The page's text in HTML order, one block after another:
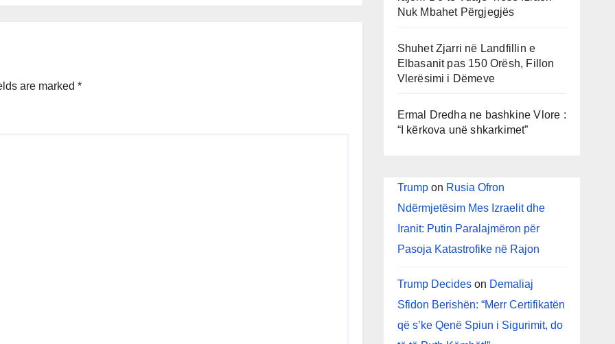
are marked *
Nuk Mbahet Përgjegjës
Shuhet Zjarri në Landfillin e
Elbasanit pas 150 Orësh, Fillon
Vlerësimi i Dëmeve
Ermal Dredha ne bashkine Vlore :
“I kërkova unë shkarkimet”
Trumpon Rusia Ofron
Ndërmjetësim Mes Izraelit dhe
Iranit: Putin Paralajmëron për
Pasoja Katastrofike në Rajon
Trump Decideson Demaliaj
Sfidon Berishën: “Merr Certifikatën
që s’ke Qenë Spiun i Sigurimit, do